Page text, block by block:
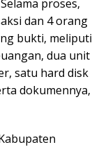
proses,
dan 4 orang
bukti, meliputi
dua unit
satu hard disk
dokumennya,